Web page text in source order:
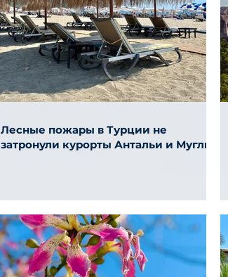
Лесные пожары в Турции не
затронули курорты Антальи и Муглы